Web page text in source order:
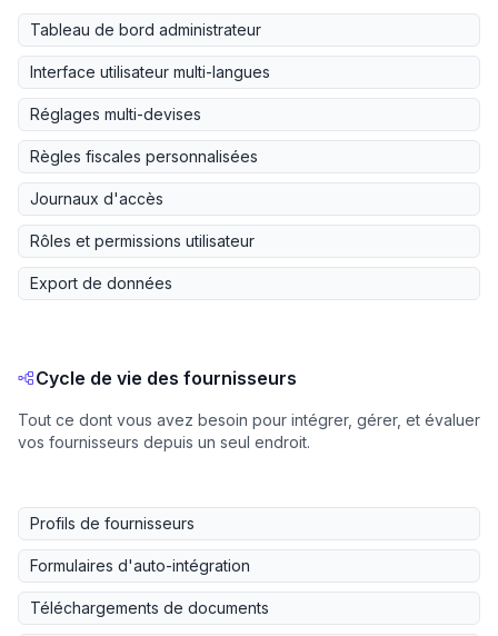
Tableau de bord administrateur
Interface utilisateur multi-langues
Réglages multi-devises
Règles fiscales personnalisées
Journaux d'accès
Rôles et permissions utilisateur
Export de données
Cycle de vie des fournisseurs
Tout ce dont vous avez besoin pour intégrer, gérer, et évaluer
vos fournisseurs depuis un seul endroit.
Profils de fournisseurs
Formulaires d'auto-intégration
Téléchargements de documents